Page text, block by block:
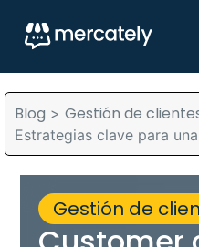
Blog > Gestión de
Estrategias clave para
Gestión de